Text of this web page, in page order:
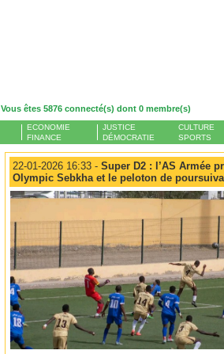
Vous êtes 5876 connecté(s) dont 0 membre(s)
ECONOMIE
FINANCE
JUSTICE
DÉMOCRATIE
CULTURE
SPORTS
22-01-2026 16:33 - Super D2 : l’AS Armée
Olympic Sebkha et le peloton de